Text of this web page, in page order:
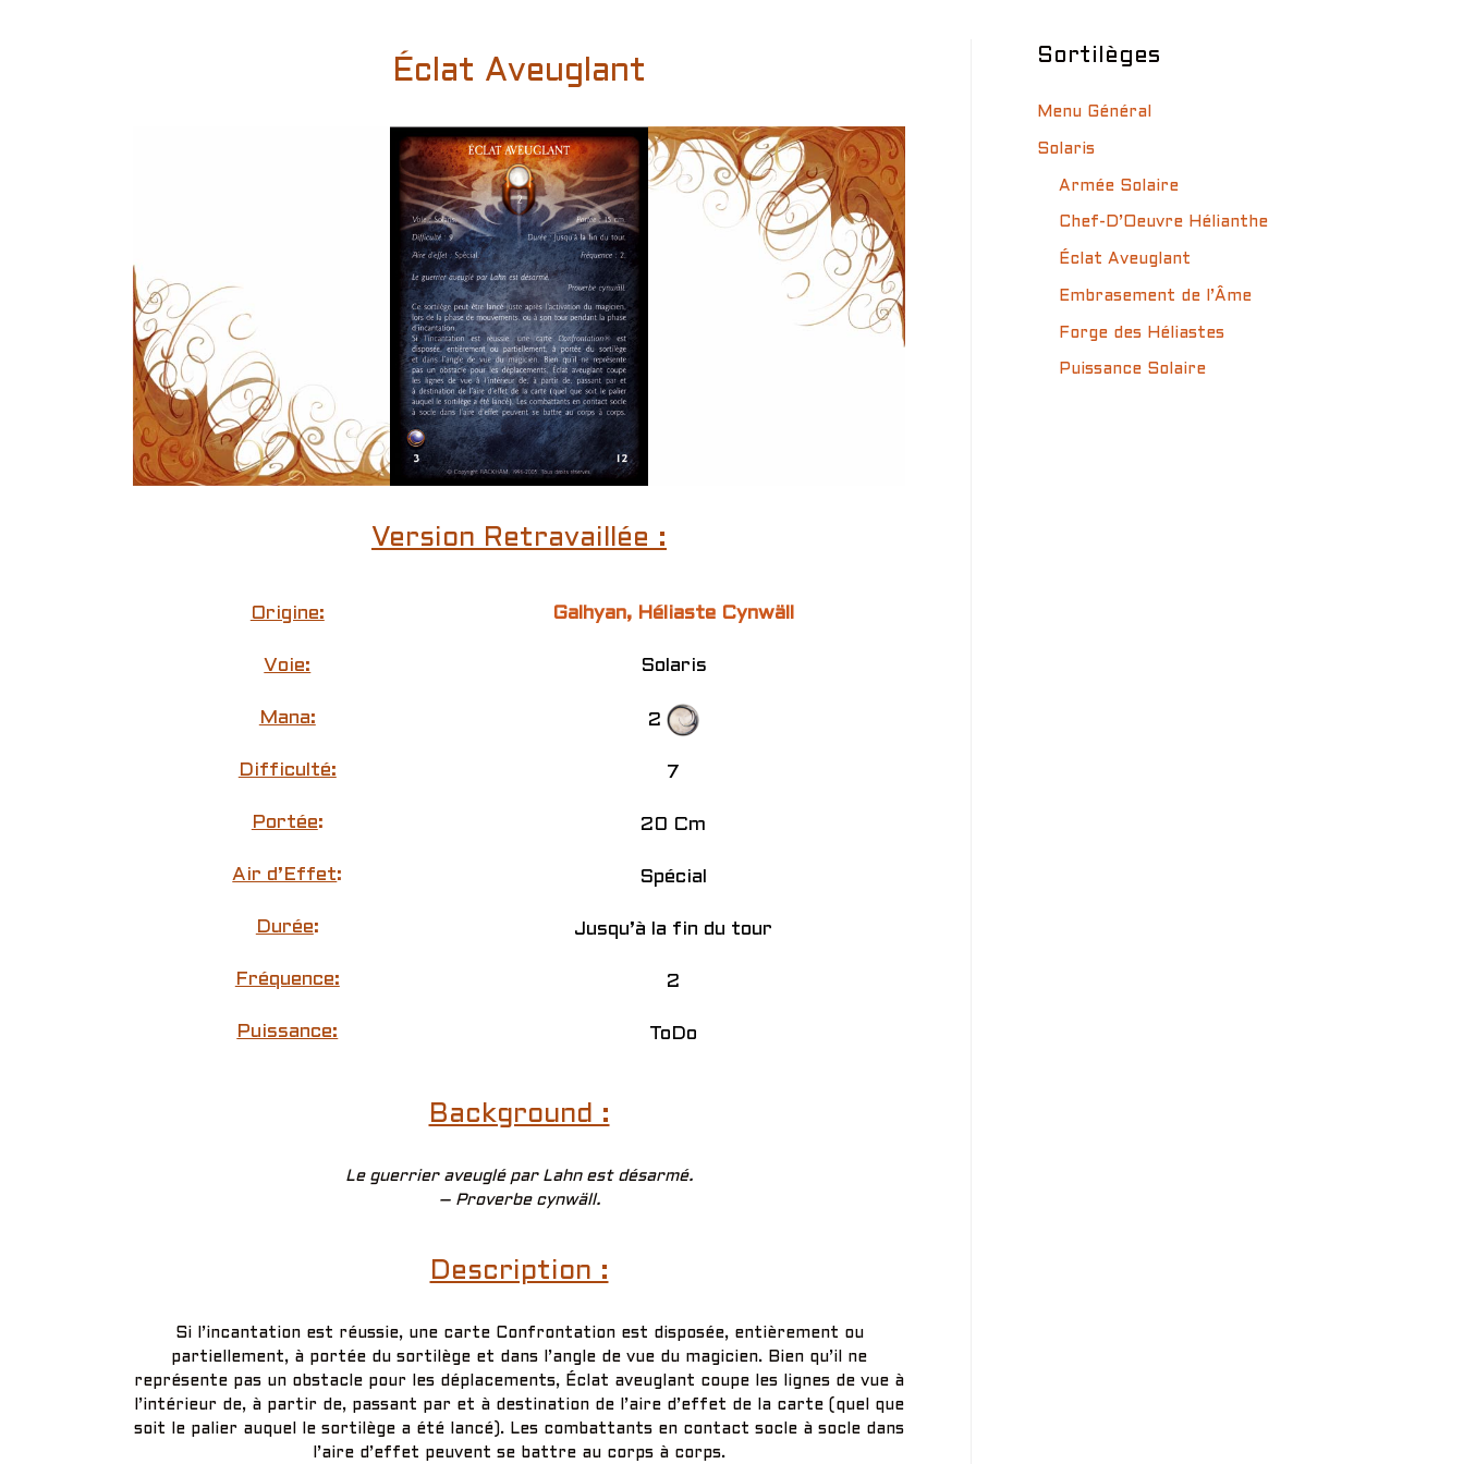
Éclat Aveuglant
Version Retravaillée :
Origine:
Voie:
Mana:
Difficulté:
Portée:
Air d’Effet:
Durée:
Fréquence:
Puissance:
Galhyan, Héliaste Cynwäll
Solaris
2
7
20 Cm
Spécial
Jusqu’à la fin du tour
2
ToDo
Background :
Le guerrier aveuglé par Lahn est désarmé.
– Proverbe cynwäll.
Description :
Si l’incantation est réussie, une carte Confrontation est disposée, entièrement ou
partiellement, à portée du sortilège et dans l’angle de vue du magicien. Bien qu’il ne
représente pas un obstacle pour les déplacements, Éclat aveuglant coupe les lignes de vue à
l’intérieur de, à partir de, passant par et à destination de l’aire d’effet de la carte (quel que
soit le palier auquel le sortilège a été lancé). Les combattants en contact socle à socle dans
l’aire d’effet peuvent se battre au corps à corps.
Sortilèges
Menu Général
Solaris
Armée Solaire
Chef-D’Oeuvre Hélianthe
Éclat Aveuglant
Embrasement de l’Âme
Forge des Héliastes
Puissance Solaire